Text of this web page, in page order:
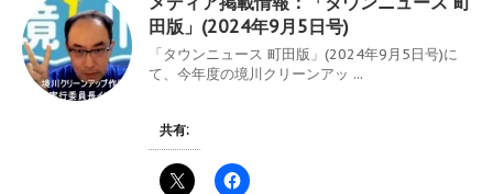
田版」(2024年9月5日号)
「タウンニュース 町田版」(2024年9月5日号)に
て、今年度の境川クリーンアッ ...
共有: